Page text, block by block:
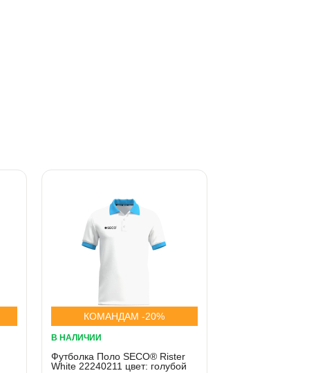
КОМАНДАМ -20%
В НАЛИЧИИ
Футболка Поло SECO® Rister
White 22240211 цвет: голубой